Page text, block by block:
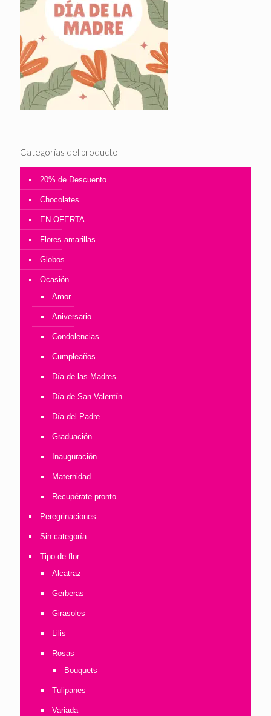
Categorías del producto
20% de Descuento
Chocolates
EN OFERTA
Flores amarillas
Globos
Ocasión
Amor
Aniversario
Condolencias
Cumpleaños
Día de las Madres
Día de San Valentín
Día del Padre
Graduación
Inauguración
Maternidad
Recupérate pronto
Peregrinaciones
Sin categoría
Tipo de flor
Alcatraz
Gerberas
Girasoles
Lilis
Rosas
Bouquets
Tulipanes
Variada